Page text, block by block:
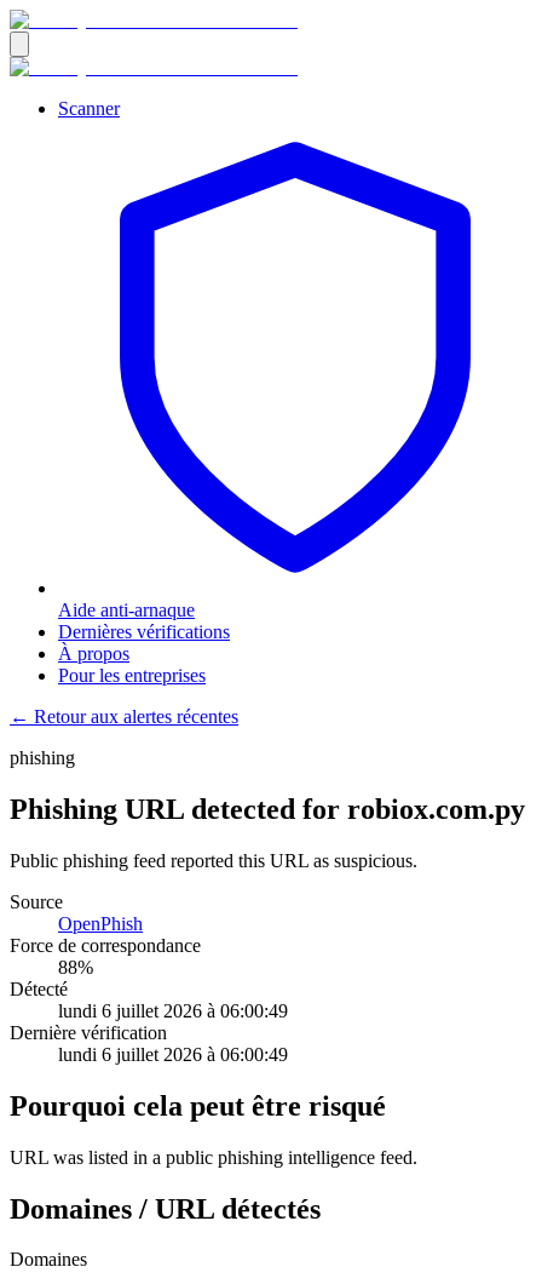
Scanner
Aide anti-arnaque
Dernières vérifications
À propos
Pour les entreprises
← Retour aux alertes récentes
phishing
Phishing URL detected for robiox.com.py
Public phishing feed reported this URL as suspicious.
Source
OpenPhish
Force de correspondance
88%
Détecté
lundi 6 juillet 2026 à 06:00:49
Dernière vérification
lundi 6 juillet 2026 à 06:00:49
Pourquoi cela peut être risqué
URL was listed in a public phishing intelligence feed.
Domaines / URL détectés
Domaines